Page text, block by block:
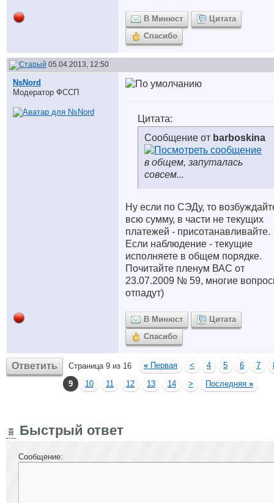
В Минюст
Цитата
Спасибо
05.04.2013, 12:50
NsNord
Модератор ФССП
Цитата:
Сообщение от barboskina
в общем, запуталась
совсем...
Ну если по СЭДу, то
всю сумму, в части не текущих
платежей - присотанавливайте.
Если наблюдение - текущие
исполняете в общем порядке.
Почитайте пленум ВАС от
23.07.2009 № 59, многие
отпадут)
В Минюст
Цитата
Спасибо
Ответить Страница 9 из 16 « Первая < 4 5 6 7
9
10 11 12 13 14 > Последняя »
Быстрый ответ
Сообщение: